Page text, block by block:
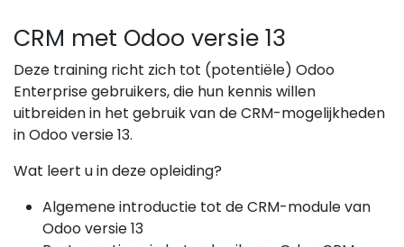
CRM met Odoo versie 13
Deze training richt zich tot (potentiële) Odoo
Enterprise gebruikers, die hun kennis willen
uitbreiden in het gebruik van de CRM-mogelijkheden
in Odoo versie 13.
Wat leert u in deze opleiding?
Algemene introductie tot de CRM-module van
Odoo versie 13